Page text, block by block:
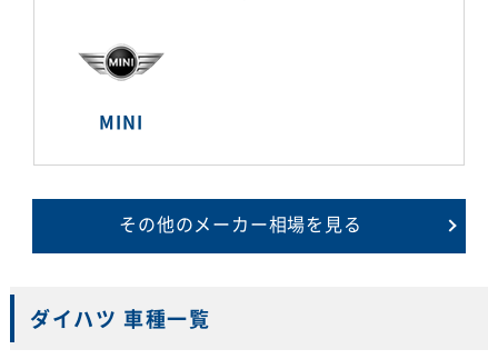
MINI
その他のメーカー相場を見る
ダイハツ 車種一覧